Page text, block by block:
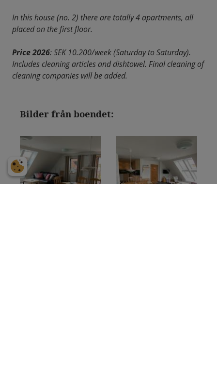
In this house (no. 2) there are totally 4 apartments, all
placed on the first floor.
Price 2026:SEK 10.200/week (Saturday to Saturday).
Includes cleaning articles and dishtowel. Final cleaning of
cleaning companies will be added.
Bilder från boendet: